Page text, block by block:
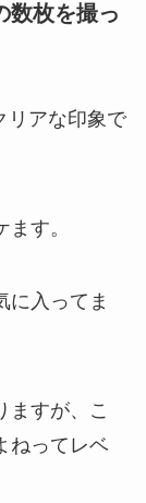
数枚を撮っ
リアな印象で
す。
に入ってま
ますが、こ
ねってレベ